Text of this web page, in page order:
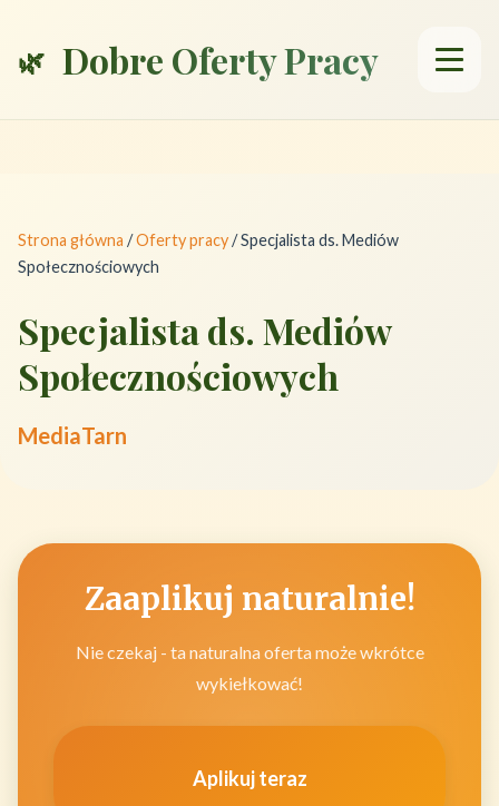
Dobre Oferty Pracy
Strona główna /Oferty pracy/Specjalista ds. Mediów
Społecznościowych
Specjalista ds. Mediów
Społecznościowych
MediaTarn
Zaaplikuj naturalnie!
Nie czekaj - ta naturalna oferta może wkrótce
wykiełkować!
Aplikuj teraz